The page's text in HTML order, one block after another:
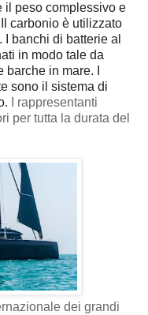
il peso complessivo e
carbonio è utilizzato
banchi di batterie al
in modo tale da
in mare. I
sono il sistema di
I rappresentanti
per tutta la durata del
dei grandi